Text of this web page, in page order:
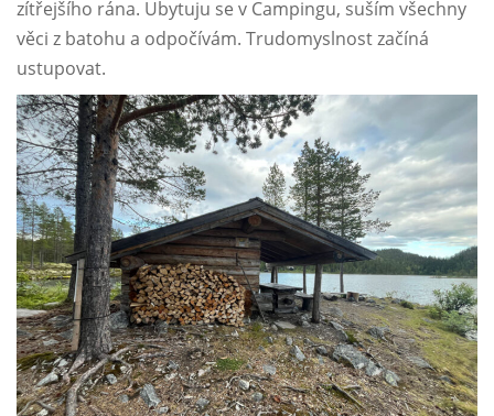
zítřejšího rána. Ubytuju se v Campingu, suším všechny
věci z batohu a odpočívám. Trudomyslnost začíná
ustupovat.